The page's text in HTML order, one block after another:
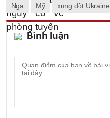
Nga Mỹ xung đột Ukraine
Bình luận